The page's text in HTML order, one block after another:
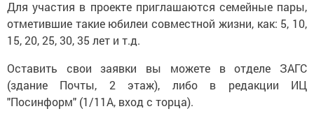
Для участия в проекте приглашаются семейные пары,
отметившие такие юбилеи совместной жизни, как: 5, 10,
15, 20, 25, 30, 35 лет и т.д.
Оставить свои заявки вы можете в отделе ЗАГС
(здание Почты, 2 этаж), либо в редакции ИЦ
"Посинформ" (1/11А, вход с торца).